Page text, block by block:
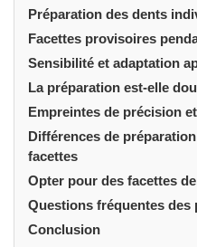
Préparation des dents
Facettes provisoires
Sensibilité et adaptation
La préparation est-elle
Empreintes de précision
Différences de
facettes
Opter pour des facettes
Questions fréquentes des
Conclusion